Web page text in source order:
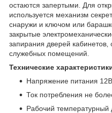
остаются запертыми. Для
используется механизм
снаружи и ключом или
закрытые
запирания дверей кабинетов,
служебных помещений.
Технические
Напряжение питания 12В
Ток потребления не
Рабочий температурный